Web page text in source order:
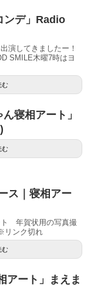
ンデ」Radio
演してきましたー！
SMILE木曜7時はヨ
む
寝相アート」
む
ス｜寝相アー
ト 年賀状用の写真撮
リンク切れ
む
アート」まえま